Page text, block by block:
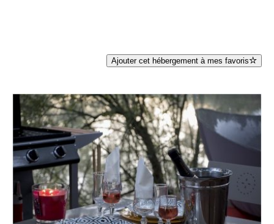
Ajouter cet hébergement à mes favoris